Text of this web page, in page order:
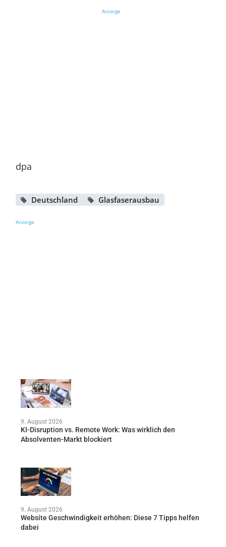
Anzeige
dpa
Deutschland Glasfaserausbau
Anzeige
9. August 2026
KI-Disruption vs. Remote Work: Was wirklich den
Absolventen-Markt blockiert
9. August 2026
Website Geschwindigkeit erhöhen: Diese 7 Tipps helfen
dabei